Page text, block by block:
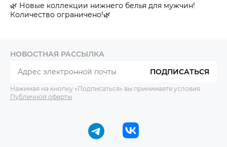
🌿 Новые коллекции нижнего белья для мужчин!
Количество ограничено!🌿
НОВОСТНАЯ РАССЫЛКА
ПОДПИСАТЬСЯ
Нажимая на кнопку «Подписаться» вы принимаете условия
Публичной оферты